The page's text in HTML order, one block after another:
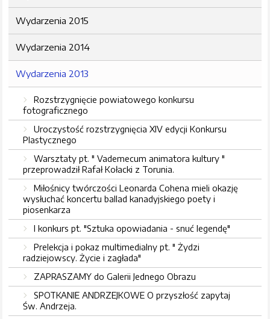
Wydarzenia 2015
Wydarzenia 2014
Wydarzenia 2013
Rozstrzygnięcie powiatowego konkursu
fotograficznego
Uroczystość rozstrzygnięcia XIV edycji Konkursu
Plastycznego
Warsztaty pt. " Vademecum animatora kultury "
przeprowadził Rafał Kołacki z Torunia.
Miłośnicy twórczości Leonarda Cohena mieli okazję
wysłuchać koncertu ballad kanadyjskiego poety i
piosenkarza
I konkurs pt. "Sztuka opowiadania - snuć legendę"
Prelekcja i pokaz multimedialny pt. " Żydzi
radziejowscy. Życie i zagłada"
ZAPRASZAMY do Galerii Jednego Obrazu
SPOTKANIE ANDRZEJKOWE O przyszłość zapytaj
Św. Andrzeja.